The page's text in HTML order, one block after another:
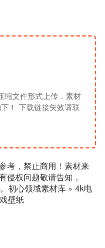
缩文件形式上传，素材
！ 下载链接失效请联
考，禁止商用！素材来
侵权问题敬请告知，
初心领域素材库 » 4k电
壁纸